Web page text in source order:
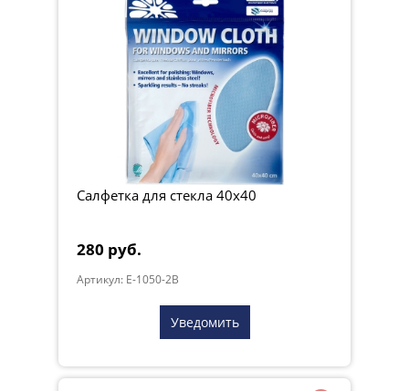
Салфетка для стекла 40x40
280 руб.
Артикул: E-1050-2B
Уведомить